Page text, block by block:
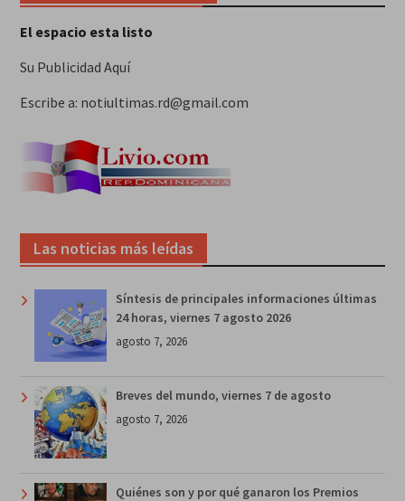
El espacio esta listo
Su Publicidad Aquí
Escribe a: notiultimas.rd@gmail.com
Las noticias más leídas
Síntesis de principales informaciones últimas
24 horas, viernes 7 agosto 2026
agosto 7, 2026
Breves del mundo, viernes 7 de agosto
agosto 7, 2026
Quiénes son y por qué ganaron los Premios